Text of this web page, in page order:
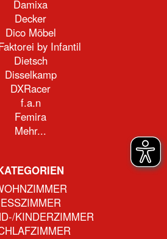
Damixa
Decker
Dico Möbel
by Infantil
Dietsch
Disselkamp
DXRacer
f.a.n
Femira
Mehr...
ESSZIMMER
KINDERZIMMER